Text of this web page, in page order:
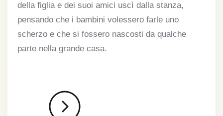
della figlia e dei suoi amici uscì dalla stanza,
pensando che i bambini volessero farle uno
scherzo e che si fossero nascosti da qualche
parte nella grande casa.